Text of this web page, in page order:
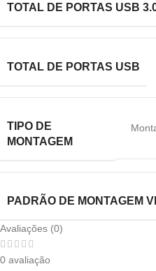
TOTAL DE PORTAS USB
TOTAL DE PORTAS USB
TIPO DE
MONTAGEM
PADRÃO DE MONTAGEM
Avaliações (0)
0 avaliação